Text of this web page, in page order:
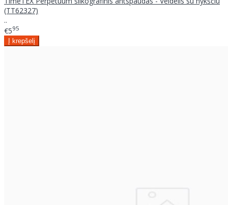
(TT62327)
..
€595